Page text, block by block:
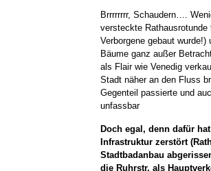
Brrrrrrrr, Schaudern….
versteckte Rathausrotunde
Verborgene gebaut
Bäume ganz außer
als Flair wie Venedig
Stadt näher an den Fluss
Gegenteil passierte und
unfassbar
Doch egal, denn dafür
Infrastruktur zerstört
Stadtbadanbau
die Ruhrstr. als